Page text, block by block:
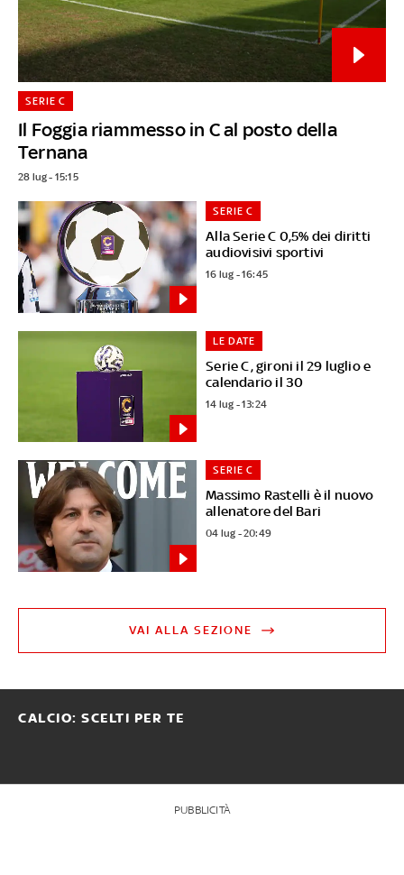
Il Foggia riammesso in C al posto della
Ternana
SERIE C
28 lug - 15:15
Alla Serie C 0,5% dei diritti
audiovisivi sportivi
SERIE C
16 lug - 16:45
Serie C, gironi il 29 luglio e
calendario il 30
LE DATE
14 lug - 13:24
Massimo Rastelli è il nuovo
allenatore del Bari
SERIE C
04 lug - 20:49
VAI ALLA SEZIONE
CALCIO: SCELTI PER TE
PUBBLICITÀ